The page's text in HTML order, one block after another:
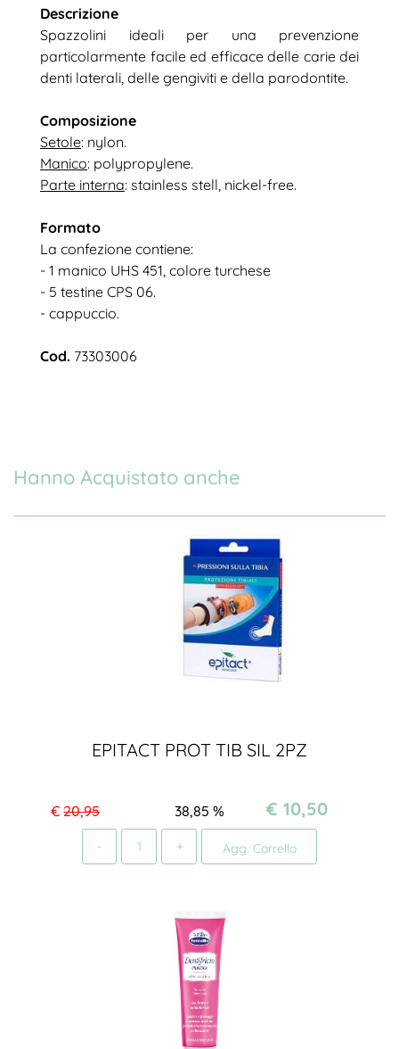
Descrizione
Spazzolini ideali per una prevenzione
particolarmente facile ed efficace delle carie dei
denti laterali, delle gengiviti e della parodontite.
Composizione
Setole: nylon.
Manico: polypropylene.
Parte interna: stainless stell, nickel-free.
Formato
La confezione contiene:
- 1 manico UHS 451, colore turchese
- 5 testine CPS 06.
- cappuccio.
Cod. 73303006
Hanno Acquistato anche
EPITACT PROT TIB SIL 2PZ
€ 20,95 %
38,85 € 10,50
Agg. Carrello